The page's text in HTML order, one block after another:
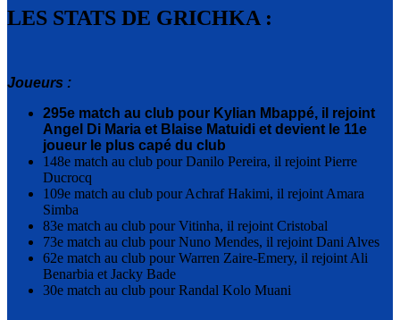
LES STATS DE GRICHKA :
Joueurs :
295e match au club pour Kylian Mbappé, il rejoint
Angel Di Maria et Blaise Matuidi et devient le 11e
joueur le plus capé du club
148e match au club pour Danilo Pereira, il rejoint Pierre
Ducrocq
109e match au club pour Achraf Hakimi, il rejoint Amara
Simba
83e match au club pour Vitinha, il rejoint Cristobal
73e match au club pour Nuno Mendes, il rejoint Dani Alves
62e match au club pour Warren Zaire-Emery, il rejoint Ali
Benarbia et Jacky Bade
30e match au club pour Randal Kolo Muani